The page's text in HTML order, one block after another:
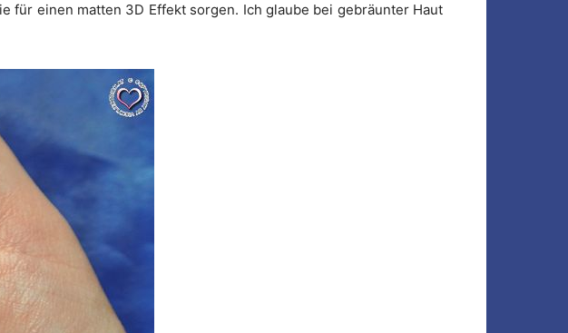
für einen matten 3D Effekt sorgen. Ich glaube bei gebräunter Haut